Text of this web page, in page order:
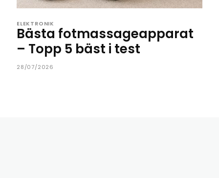
ELEKTRONIK
Bästa fotmassageapparat
– Topp 5 bäst i test
28/07/2026